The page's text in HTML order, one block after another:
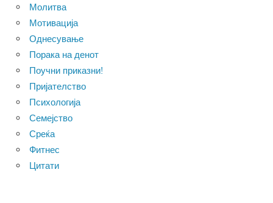
Молитва
Мотивација
Однесување
Порака на денот
Поучни приказни!
Пријателство
Психологија
Семејство
Среќа
Фитнес
Цитати